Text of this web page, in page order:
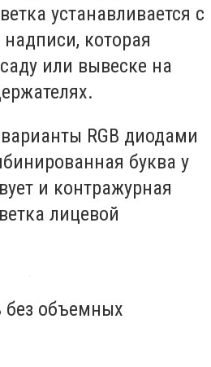
устанавливается с
которая
или вывеске на
RGB диодами
буква у
и контражурная
лицевой
без объемных